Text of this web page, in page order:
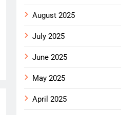
August 2025
July 2025
June 2025
May 2025
April 2025